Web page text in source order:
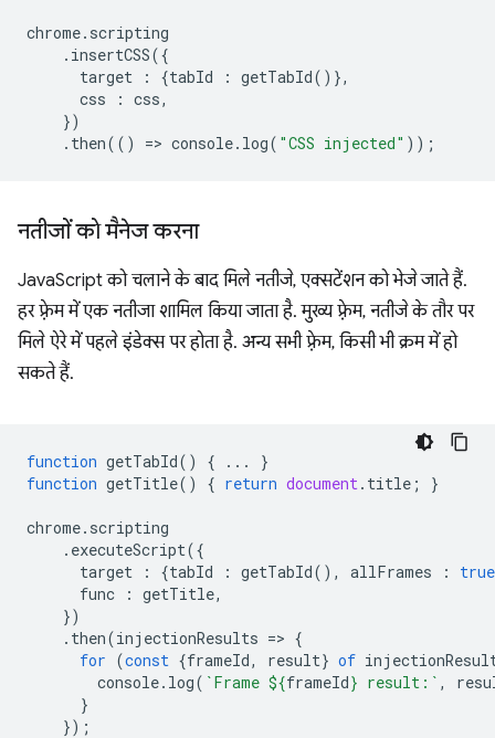
chrome. scripting
. insertCSS({
target
: {tabId : getTabId()},
css
: css,
})
. then(() => console. log( "CSS injected" ));
नतीजों को मैनेज करना
JavaScript को चलाने के बाद मिले नतीजे, एक्सटेंशन को भेजे जाते हैं.
हर फ़्रेम में एक नतीजा शामिल किया जाता है. मुख्य फ़्रेम, नतीजे के तौर पर
मिले ऐरे में पहले इंडेक्स पर होता है. अन्य सभी फ़्रेम, किसी भी क्रम में हो
सकते हैं.
function getTabId() { ...
}
function getTitle() { return document. title ; }
chrome. scripting
. executeScript({
target
: {tabId : getTabId(), allFrames :
true
func
: getTitle,
})
. then(injectionResults => {
for (const {frameId, result} of
console. log( `Frame ${frameId} result:` ,
}
});